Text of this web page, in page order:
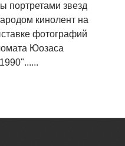
портретами звезд
кинолент на
фотографий
Юозаса